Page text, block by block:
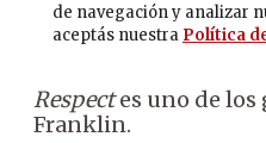
Respectes uno de
Franklin.